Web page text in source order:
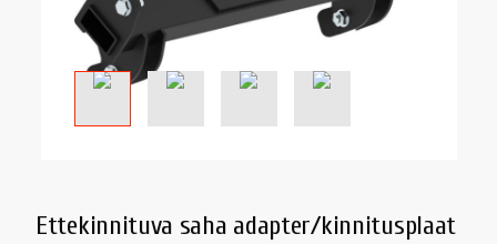
Ettekinnituva saha adapter/kinnitusplaat